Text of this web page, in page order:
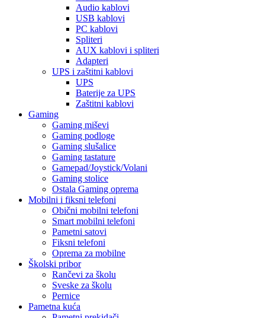
Audio kablovi
USB kablovi
PC kablovi
Spliteri
AUX kablovi i spliteri
Adapteri
UPS i zaštitni kablovi
UPS
Baterije za UPS
Zaštitni kablovi
Gaming
Gaming miševi
Gaming podloge
Gaming slušalice
Gaming tastature
Gamepad/Joystick/Volani
Gaming stolice
Ostala Gaming oprema
Mobilni i fiksni telefoni
Obični mobilni telefoni
Smart mobilni telefoni
Pametni satovi
Fiksni telefoni
Oprema za mobilne
Školski pribor
Rančevi za školu
Sveske za školu
Pernice
Pametna kuća